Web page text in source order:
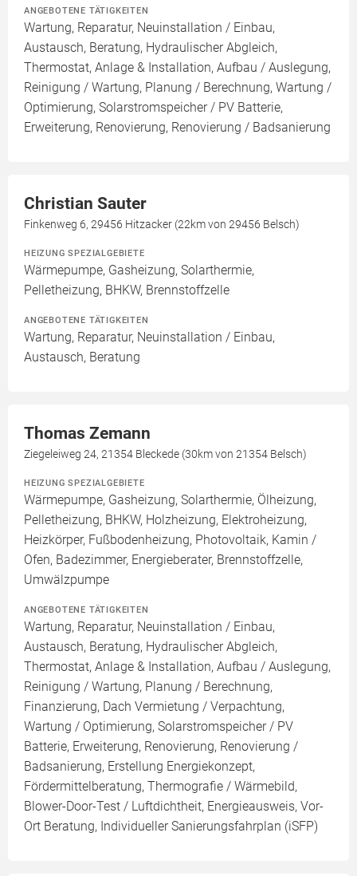
ANGEBOTENE TÄTIGKEITEN
Wartung, Reparatur, Neuinstallation / Einbau,
Austausch, Beratung, Hydraulischer Abgleich,
Thermostat, Anlage & Installation, Aufbau / Auslegung,
Reinigung / Wartung, Planung / Berechnung, Wartung /
Optimierung, Solarstromspeicher / PV Batterie,
Erweiterung, Renovierung, Renovierung / Badsanierung
Christian Sauter
Finkenweg 6, 29456 Hitzacker (22km von 29456 Belsch)
HEIZUNG SPEZIALGEBIETE
Wärmepumpe, Gasheizung, Solarthermie,
Pelletheizung, BHKW, Brennstoffzelle
ANGEBOTENE TÄTIGKEITEN
Wartung, Reparatur, Neuinstallation / Einbau,
Austausch, Beratung
Thomas Zemann
Ziegeleiweg 24, 21354 Bleckede (30km von 21354 Belsch)
HEIZUNG SPEZIALGEBIETE
Wärmepumpe, Gasheizung, Solarthermie, Ölheizung,
Pelletheizung, BHKW, Holzheizung, Elektroheizung,
Heizkörper, Fußbodenheizung, Photovoltaik, Kamin /
Ofen, Badezimmer, Energieberater, Brennstoffzelle,
Umwälzpumpe
ANGEBOTENE TÄTIGKEITEN
Wartung, Reparatur, Neuinstallation / Einbau,
Austausch, Beratung, Hydraulischer Abgleich,
Thermostat, Anlage & Installation, Aufbau / Auslegung,
Reinigung / Wartung, Planung / Berechnung,
Finanzierung, Dach Vermietung / Verpachtung,
Wartung / Optimierung, Solarstromspeicher / PV
Batterie, Erweiterung, Renovierung, Renovierung /
Badsanierung, Erstellung Energiekonzept,
Fördermittelberatung, Thermografie / Wärmebild,
Blower-Door-Test / Luftdichtheit, Energieausweis, Vor-
Ort Beratung, Individueller Sanierungsfahrplan (iSFP)